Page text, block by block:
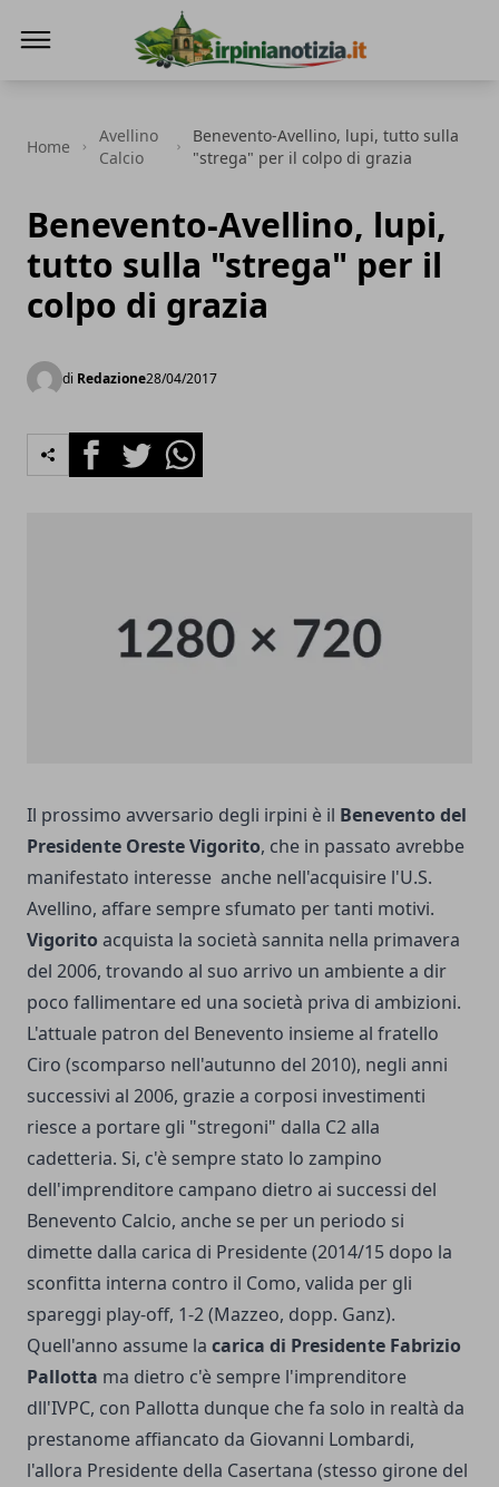
Home
Avellino
Calcio
Benevento-Avellino, lupi, tutto sulla
"strega" per il colpo di grazia
Benevento-Avellino, lupi,
tutto sulla "strega" per il
colpo di grazia
di Redazione28/04/2017
FacebookTwitterWhatsapp
Il prossimo avversario degli irpini è il Benevento del
Presidente Oreste Vigorito, che in passato avrebbe
manifestato interesse anche nell'acquisire l'U.S.
Avellino, affare sempre sfumato per tanti motivi.
Vigorito acquista la società sannita nella primavera
del 2006, trovando al suo arrivo un ambiente a dir
poco fallimentare ed una società priva di ambizioni.
L'attuale patron del Benevento insieme al fratello
Ciro (scomparso nell'autunno del 2010), negli anni
successivi al 2006, grazie a corposi investimenti
riesce a portare gli "stregoni" dalla C2 alla
cadetteria. Si, c'è sempre stato lo zampino
dell'imprenditore campano dietro ai successi del
Benevento Calcio, anche se per un periodo si
dimette dalla carica di Presidente (2014/15 dopo la
sconfitta interna contro il Como, valida per gli
spareggi play-off, 1-2 (Mazzeo, dopp. Ganz).
Quell'anno assume la carica di Presidente Fabrizio
Pallotta ma dietro c'è sempre l'imprenditore
dll'IVPC, con Pallotta dunque che fa solo in realtà da
prestanome affiancato da Giovanni Lombardi,
l'allora Presidente della Casertana (stesso girone del